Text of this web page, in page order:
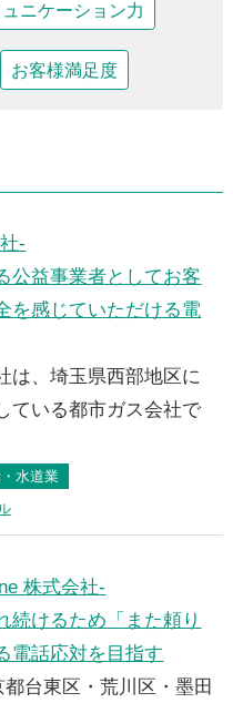
ュニケーション力
お客様満足度
-
公益事業者としてお客
を感じていただける電
は、埼玉県西部地区に
ている都市ガス会社で
水道業
株式会社-
続けるため「また頼り
電話応対を目指す
台東区・荒川区・墨田